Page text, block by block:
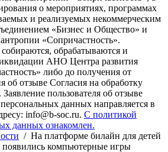
о мероприятиях, программах
и реализуемых некоммерческим
«Бизнес и Общество» и
«Сопричастность».
обрабатываются и
АНО Центра развития
либо до получения от
об отзыве Согласия на обработку
пользователя об отзыве
данных направляется в
info@b-soc.ru. С политикой
данных ознакомлен.
/ На платформе билайн для детей
компьютерные игры